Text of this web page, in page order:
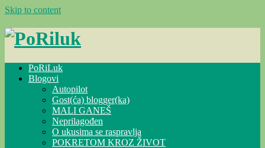
Skip to content
PoRiLuk
Blogovi
Autopilot
Gost(ća) blogger(ka)
MALI GANEŠ
Neprilagođen
O ukusima se raspravlja
POKRETOM KROZ ŽIVOT